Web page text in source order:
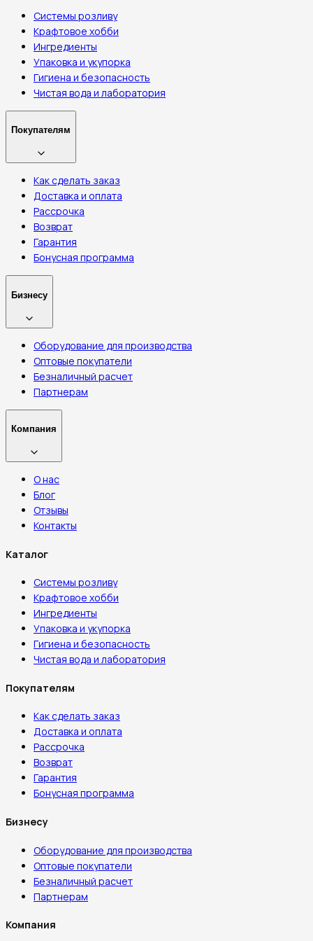
Системы розливу
Крафтовое хобби
Ингредиенты
Упаковка и укупорка
Гигиена и безопасность
Чистая вода и лаборатория
Покупателям
Как сделать заказ
Доставка и оплата
Рассрочка
Возврат
Гарантия
Бонусная программа
Бизнесу
Оборудование для производства
Оптовые покупатели
Безналичный расчет
Партнерам
Компания
О нас
Блог
Отзывы
Контакты
Каталог
Системы розливу
Крафтовое хобби
Ингредиенты
Упаковка и укупорка
Гигиена и безопасность
Чистая вода и лаборатория
Покупателям
Как сделать заказ
Доставка и оплата
Рассрочка
Возврат
Гарантия
Бонусная программа
Бизнесу
Оборудование для производства
Оптовые покупатели
Безналичный расчет
Партнерам
Компания